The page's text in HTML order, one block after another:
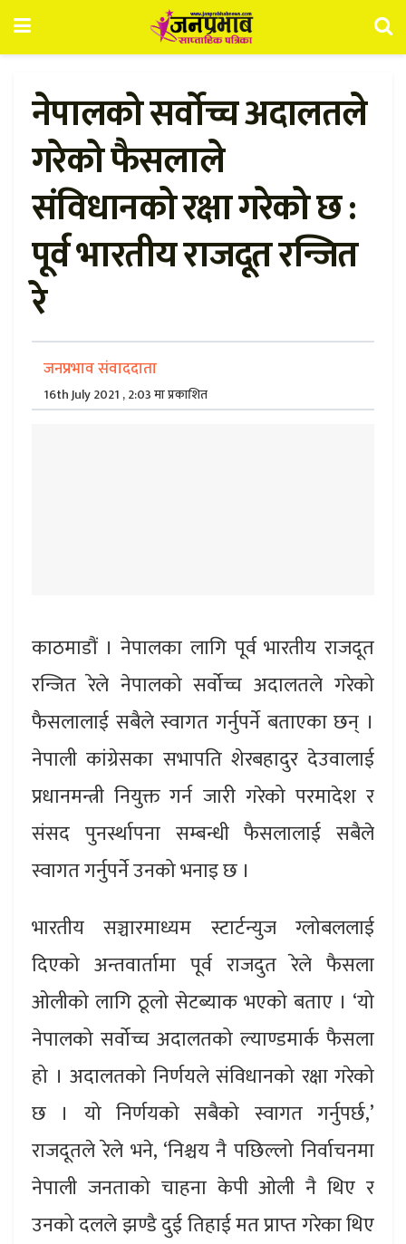
नेपालको सर्वोच्च अदालतले
गरेको फैसलाले
संविधानको रक्षा गरेको छ :
पूर्व भारतीय राजदूत रन्जित
रे
जनप्रभाव संवाददाता
16th July 2021 , 2:03 मा प्रकाशित
काठमाडौं । नेपालका लागि पूर्व भारतीय राजदूत
रन्जित रेले नेपालको सर्वोच्च अदालतले गरेको
फैसलालाई सबैले स्वागत गर्नुपर्ने बताएका छन् ।
नेपाली कांग्रेसका सभापति शेरबहादुर देउवालाई
प्रधानमन्त्री नियुक्त गर्न जारी गरेको परमादेश र
संसद पुनर्स्थापना सम्बन्धी फैसलालाई सबैले
स्वागत गर्नुपर्ने उनको भनाइ छ ।
भारतीय सञ्चारमाध्यम स्टार्टन्युज ग्लोबललाई
दिएको अन्तवार्तामा पूर्व राजदुत रेले फैसला
ओलीको लागि ठूलो सेटब्याक भएको बताए । ‘यो
नेपालको सर्वोच्च अदालतको ल्याण्डमार्क फैसला
हो । अदालतको निर्णयले संविधानको रक्षा गरेको
छ । यो निर्णयको सबैको स्वागत गर्नुपर्छ,’
राजदूतले रेले भने, ‘निश्चय नै पछिल्लो निर्वाचनमा
नेपाली जनताको चाहना केपी ओली नै थिए र
उनको दलले झण्डै दुई तिहाई मत प्राप्त गरेका थिए